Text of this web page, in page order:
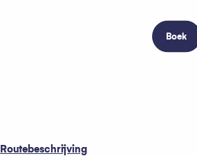
Boek
Routebeschrijving